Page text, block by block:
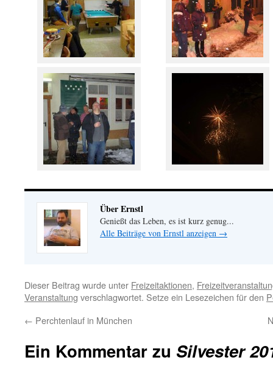
Über Ernstl
Genießt das Leben, es ist kurz genug...
Alle Beiträge von Ernstl anzeigen →
Dieser Beitrag wurde unter Freizeitaktionen,
Veranstaltung verschlagwortet. Setze ein Lesezeichen für den
← Perchtenlauf in München
Ein Kommentar zu Silvester